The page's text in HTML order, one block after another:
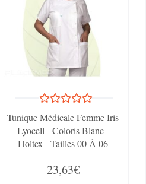
Tunique Médicale Femme Iris
Lyocell - Coloris Blanc -
Holtex - Tailles 00 À 06
23,63€